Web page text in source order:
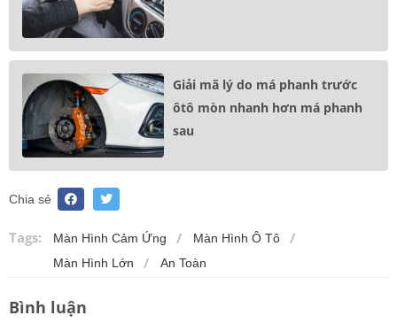
Giải mã lý do má phanh trước
ôtô mòn nhanh hơn má phanh
sau
Chia sẻ
Tags: Màn Hình Cảm Ứng
Màn Hình Ô Tô
Màn Hình Lớn
An Toàn
Bình luận